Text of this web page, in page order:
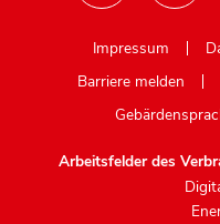
Impressum
Barriere melden
Arbeitsfelder des